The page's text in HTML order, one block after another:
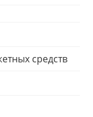
средств